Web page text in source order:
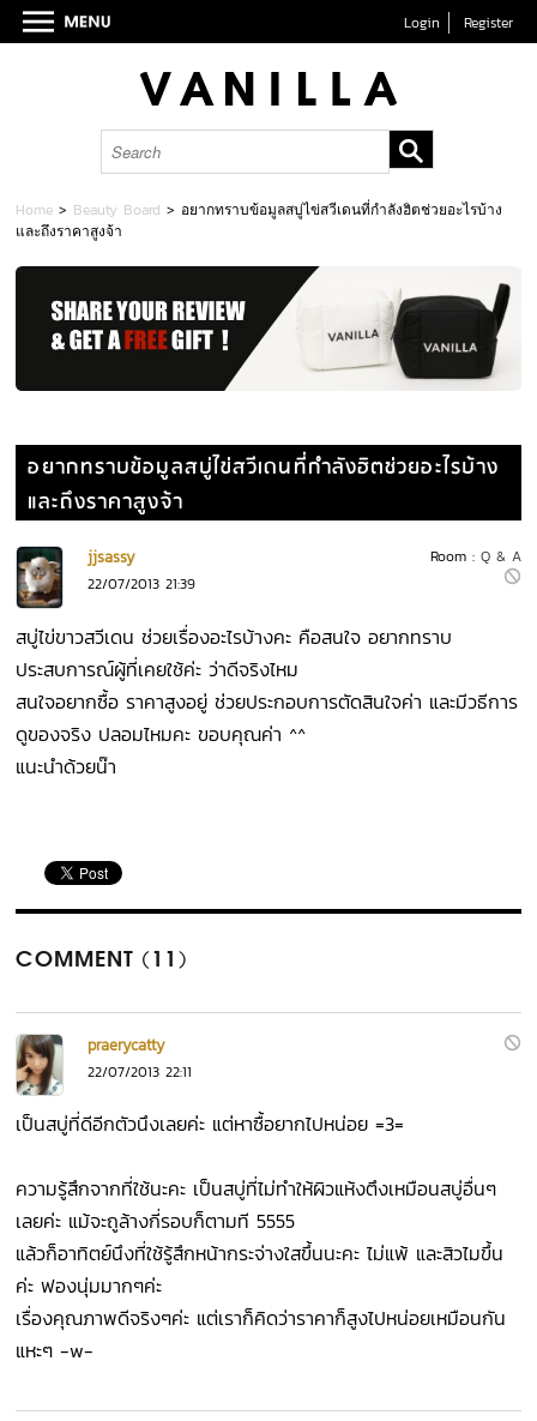
Login Register
Home > Beauty Board > อยากทราบข้อมูลสบู่ไข่สวีเดนที่กำลังฮิตช่วยอะไรบ้าง
และถึงราคาสูงจ้า
อยากทราบข้อมูลสบู่ไข่สวีเดนที่กำลังฮิตช่วยอะไรบ้าง
และถึงราคาสูงจ้า
Room : Q & A
jjsassy
22/07/2013 21:39
สบู่ไข่ขาวสวีเดน ช่วยเรื่องอะไรบ้างคะ คือสนใจ อยากทราบ
ประสบการณ์ผู้ที่เคยใช้ค่ะ ว่าดีจริงไหม
สนใจอยากซื้อ ราคาสูงอยู่ ช่วยประกอบการตัดสินใจค่า และมีวธีการ
ดูของจริง ปลอมไหมคะ ขอบคุณค่า ^^
แนะนำด้วยน๊า
COMMENT (11)
praerycatty
22/07/2013 22:11
เป็นสบู่ที่ดีอีกตัวนึงเลยค่ะ แต่หาซื้อยากไปหน่อย =3=
ความรู้สึกจากที่ใช้นะคะ เป็นสบู่ที่ไม่ทำให้ผิวแห้งตึงเหมือนสบู่อื่นๆ
เลยค่ะ แม้จะถูล้างกี่รอบก็ตามที 5555
แล้วก็อาทิตย์นึงที่ใช้รู้สึกหน้ากระจ่างใสขึ้นนะคะ ไม่แพ้ และสิวไมขึ้น
ค่ะ ฟองนุ่มมากๆค่ะ
เรื่องคุณภาพดีจริงๆค่ะ แต่เราก็คิดว่าราคาก็สูงไปหน่อยเหมือนกัน
แหะๆ -w-